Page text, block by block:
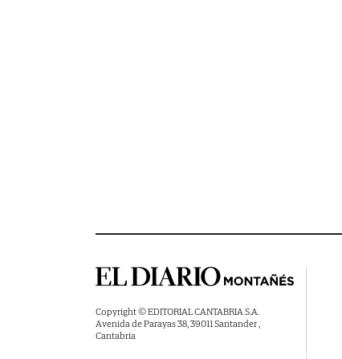
Copyright © EDITORIAL CANTABRIA S.A.
Avenida de Parayas 38, 39011 Santander ,
Cantabria